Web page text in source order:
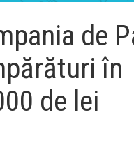
de
în
de lei